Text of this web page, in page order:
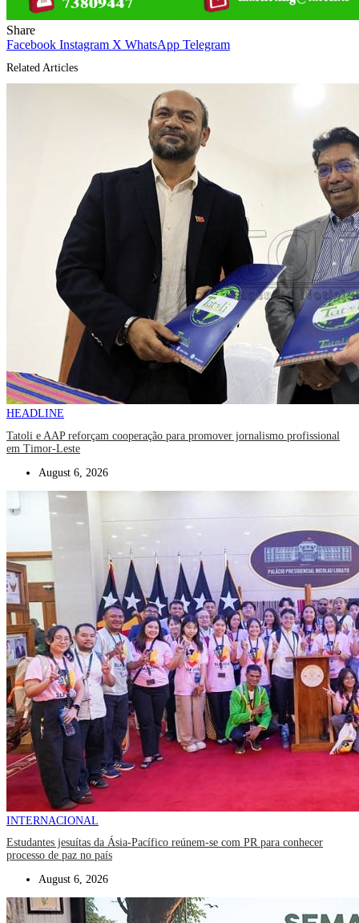
Share
Facebook Instagram X WhatsApp Telegram
Related Articles
HEADLINE
Tatoli e AAP reforçam cooperação para promover jornalismo profissional
em Timor-Leste
August 6, 2026
INTERNACIONAL
Estudantes jesuítas da Ásia-Pacífico reúnem-se com PR para conhecer
processo de paz no país
August 6, 2026